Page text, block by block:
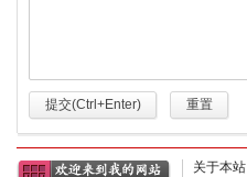
提交(Ctrl+Enter) 重置
关于本站